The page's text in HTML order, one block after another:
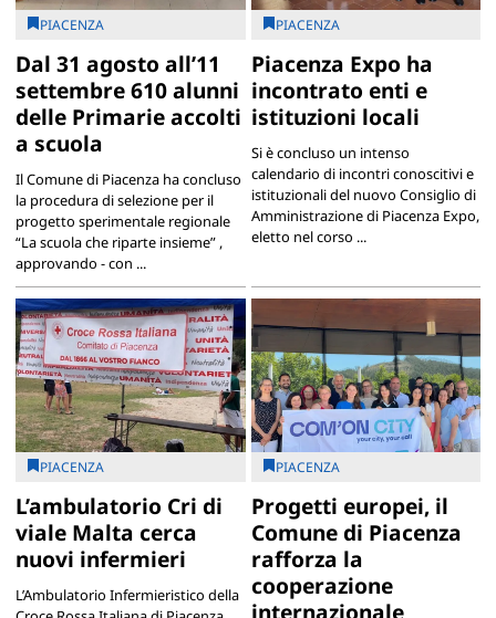
PIACENZA
Dal 31 agosto all’11
settembre 610 alunni
delle Primarie accolti
a scuola
Il Comune di Piacenza ha concluso
la procedura di selezione per il
progetto sperimentale regionale
“La scuola che riparte insieme” ,
approvando - con ...
PIACENZA
Piacenza Expo ha
incontrato enti e
istituzioni locali
Si è concluso un intenso
calendario di incontri conoscitivi e
istituzionali del nuovo Consiglio di
Amministrazione di Piacenza Expo,
eletto nel corso ...
PIACENZA
L’ambulatorio Cri di
viale Malta cerca
nuovi infermieri
L’Ambulatorio Infermieristico della
PIACENZA
Progetti europei, il
Comune di Piacenza
rafforza la
cooperazione
internazionale